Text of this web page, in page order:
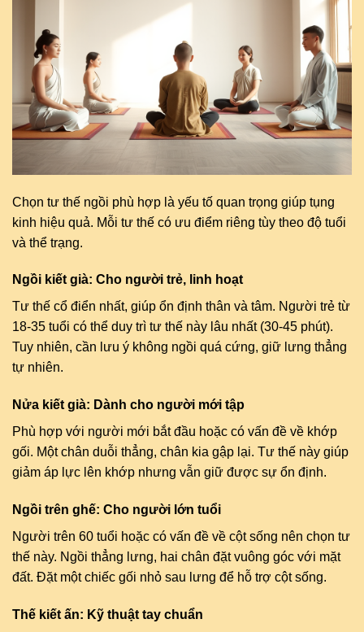
Chọn tư thế ngồi phù hợp là yếu tố quan trọng giúp tụng
kinh hiệu quả. Mỗi tư thế có ưu điểm riêng tùy theo độ tuổi
và thể trạng.
Ngồi kiết già: Cho người trẻ, linh hoạt
Tư thế cổ điển nhất, giúp ổn định thân và tâm. Người trẻ từ
18-35 tuổi có thể duy trì tư thế này lâu nhất (30-45 phút).
Tuy nhiên, cần lưu ý không ngồi quá cứng, giữ lưng thẳng
tự nhiên.
Nửa kiết già: Dành cho người mới tập
Phù hợp với người mới bắt đầu hoặc có vấn đề về khớp
gối. Một chân duỗi thẳng, chân kia gập lại. Tư thế này giúp
giảm áp lực lên khớp nhưng vẫn giữ được sự ổn định.
Ngồi trên ghế: Cho người lớn tuổi
Người trên 60 tuổi hoặc có vấn đề về cột sống nên chọn tư
thế này. Ngồi thẳng lưng, hai chân đặt vuông góc với mặt
đất. Đặt một chiếc gối nhỏ sau lưng để hỗ trợ cột sống.
Thế kiết ấn: Kỹ thuật tay chuẩn